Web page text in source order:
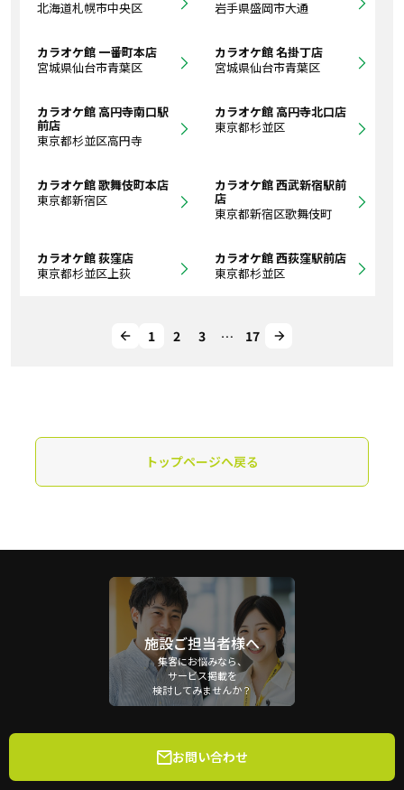
北海道札幌市中央区
岩手県盛岡市大通
カラオケ館 一番町本店
宮城県仙台市青葉区
カラオケ館 名掛丁店
宮城県仙台市青葉区
カラオケ館 高円寺南口駅
前店
東京都杉並区高円寺
カラオケ館 高円寺北口店
東京都杉並区
カラオケ館 歌舞伎町本店
東京都新宿区
カラオケ館 西武新宿駅前
店
東京都新宿区歌舞伎町
カラオケ館 荻窪店
東京都杉並区上荻
カラオケ館 西荻窪駅前店
東京都杉並区
1 2 3 … 17
トップページへ戻る
施設ご担当者様へ
集客にお悩みなら、
サービス掲載を
検討してみませんか？
お問い合わせ